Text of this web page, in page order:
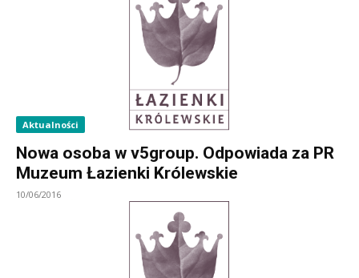
Aktualności
Nowa osoba w v5group. Odpowiada za PR
Muzeum Łazienki Królewskie
10/06/2016